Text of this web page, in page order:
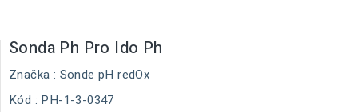
Sonda Ph Pro Ido Ph
Značka : Sonde pH redOx
Kód : PH-1-3-0347